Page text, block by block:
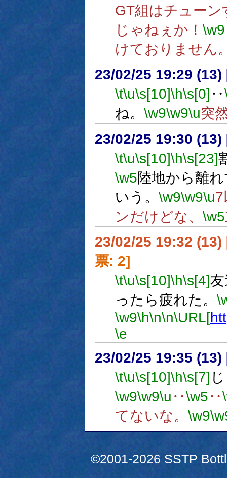
GT組はチュー
じゃねぇか！ \w9
けておりません
23/02/25 19:29 (13)
\t\u\s[10]\h\s[0] ‥
ね。 \w9\w9\u突
23/02/25 19:30 (13)
\t\u\s[10]\h\s[23]
\w5陸地から離
いう。 \w9\w9\u7
ンだけどな、 \w5
23/02/25 19:32 (13)
票: 2]
\t\u\s[10]\h\s[4]
ったら疲れた。
\w9\h\n\n\URL[
\e
23/02/25 19:35 (13)
\t\u\s[10]\h\s[7]
\w9\w9\u ‥\w5‥
てないな。 \w9
©2001-2026 SSTP